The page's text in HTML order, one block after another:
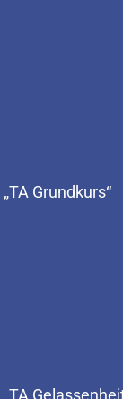
„TA Grundkurs“
„TA